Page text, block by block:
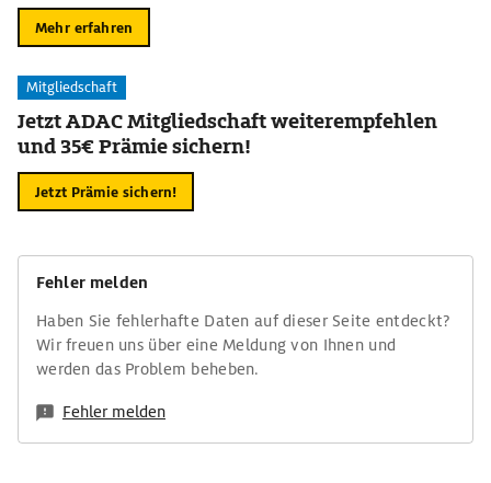
Mehr erfahren
Mitgliedschaft
Jetzt ADAC Mitgliedschaft weiterempfehlen
und 35€ Prämie sichern!
Jetzt Prämie sichern!
Fehler melden
Haben Sie fehlerhafte Daten auf dieser Seite entdeckt?
Wir freuen uns über eine Meldung von Ihnen und
werden das Problem beheben.
Fehler melden